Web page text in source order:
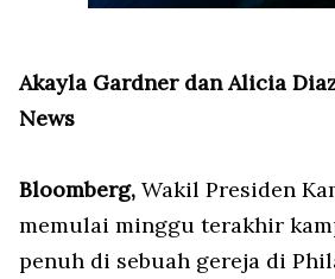
Akayla Gardner dan Alicia
News
Bloomberg, Wakil Presiden
memulai minggu terakhir
penuh di sebuah gereja di